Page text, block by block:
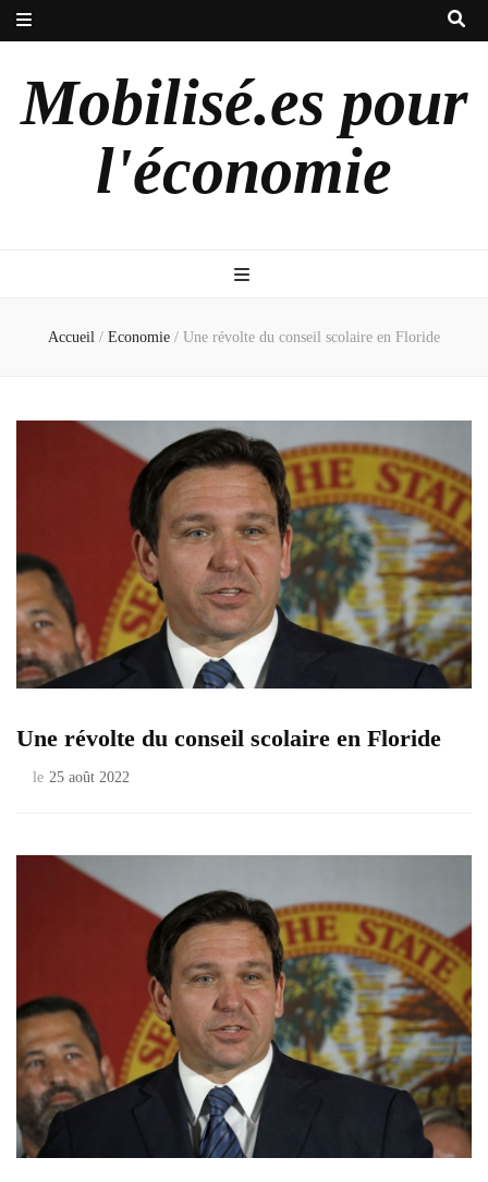
Mobilisé.es pour
l'économie
Accueil / Economie / Une révolte du conseil scolaire en Floride
Une révolte du conseil scolaire en Floride
le 25 août 2022